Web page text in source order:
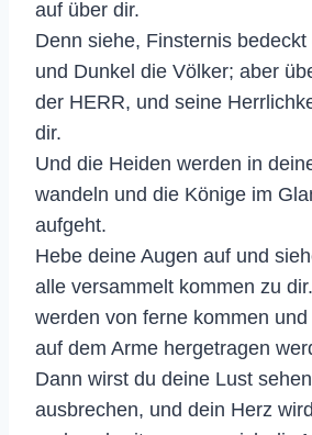
auf über dir.
Denn siehe, Finsternis
und Dunkel die Völker; aber
der HERR, und seine
dir.
Und die Heiden werden in
wandeln und die Könige im
aufgeht.
Hebe deine Augen auf und
alle versammelt kommen zu
werden von ferne kommen
auf dem Arme hergetragen
Dann wirst du deine Lust
ausbrechen, und dein Herz